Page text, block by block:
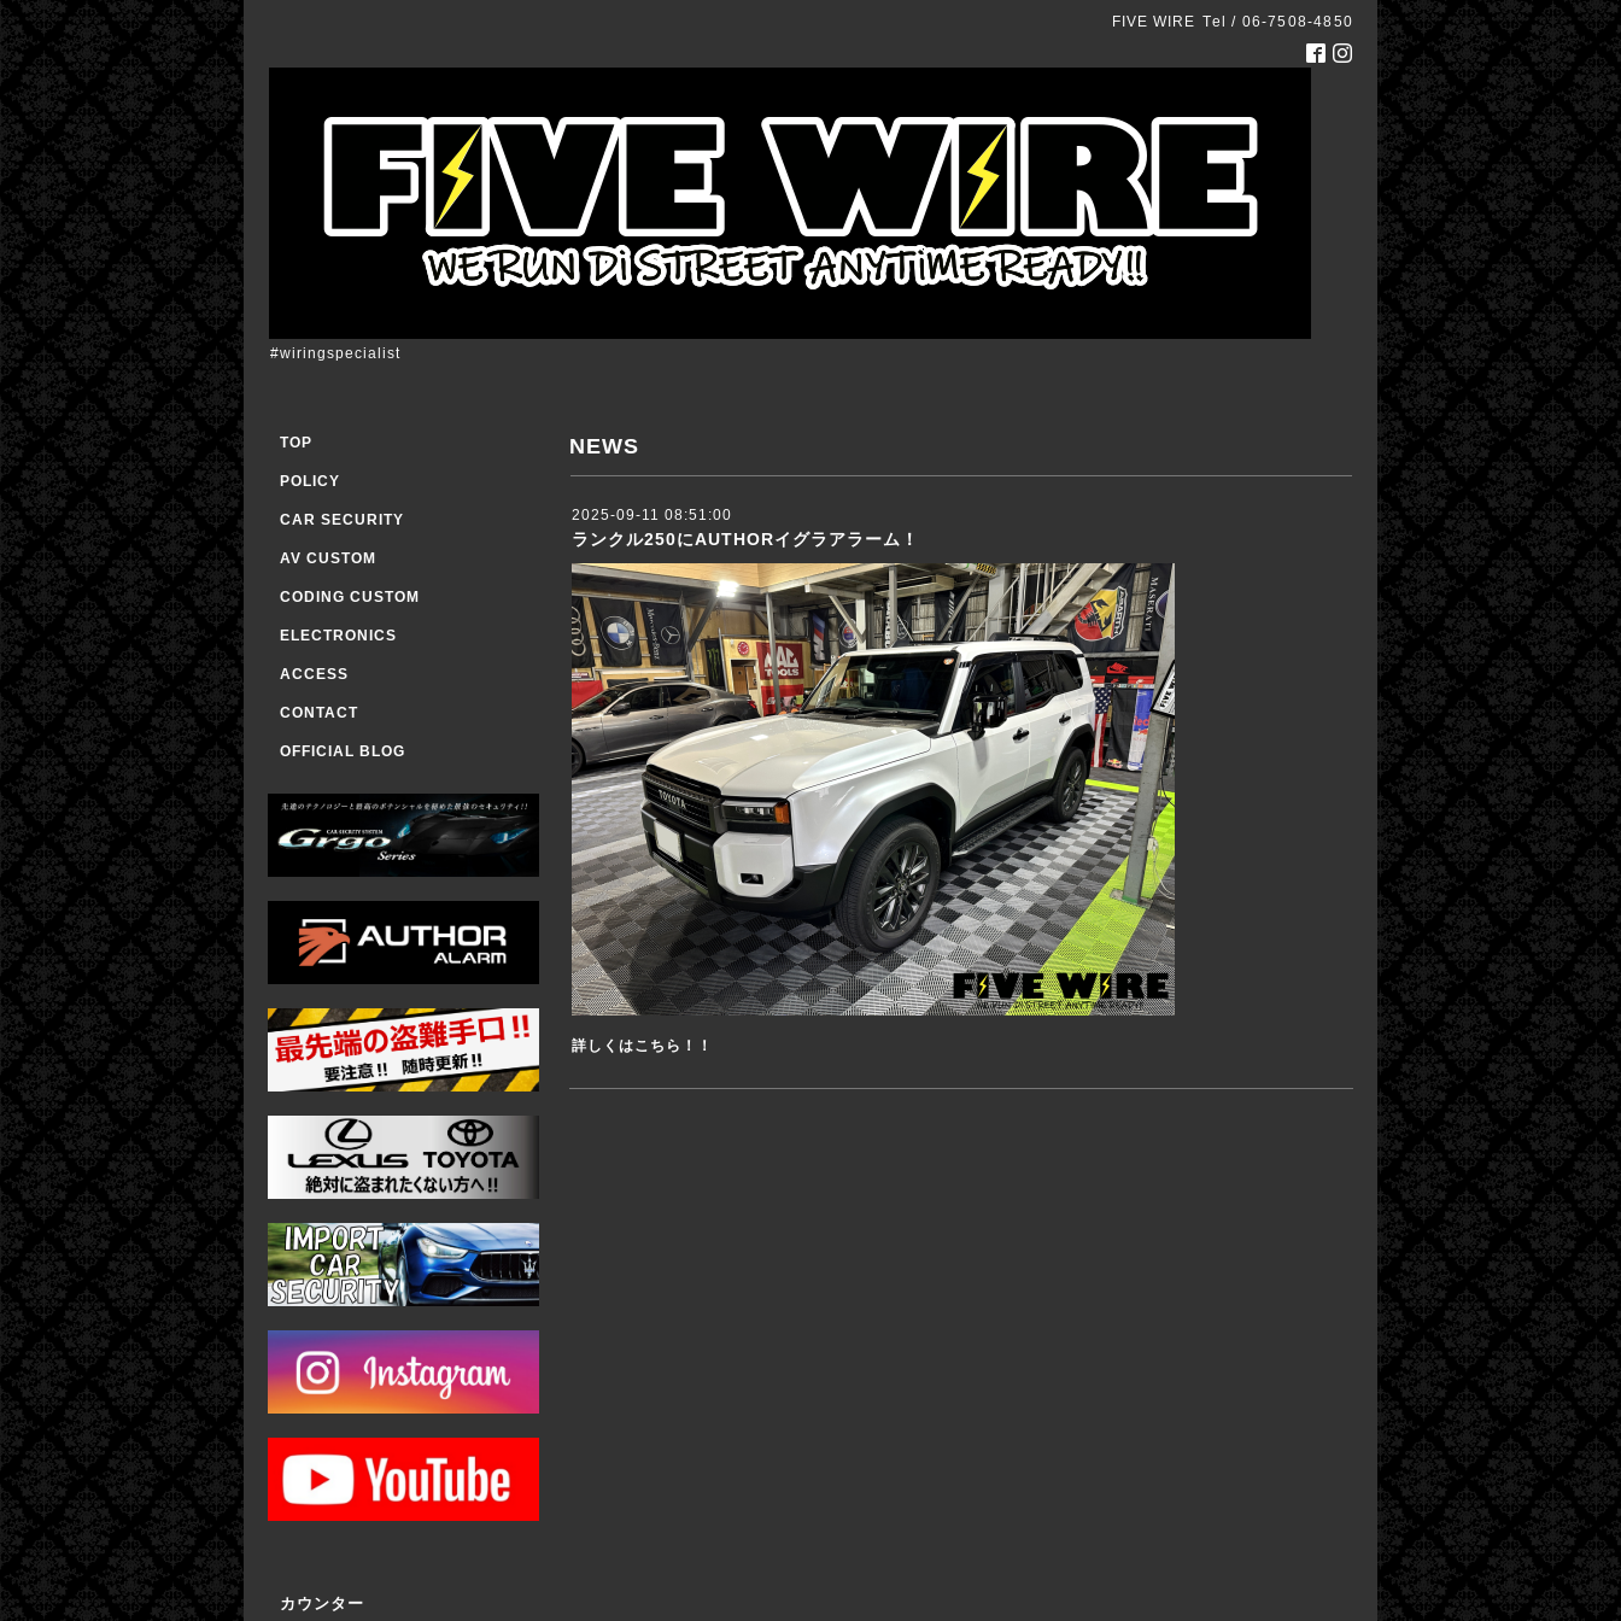
FIVE WIRE Tel / 06-7508-4850
#wiringspecialist
NEWS
2025-09-11 08:51:00
ランクル250にAUTHORイグラアラーム！
詳しくはこちら！！
TOP
POLICY
CAR SECURITY
AV CUSTOM
CODING CUSTOM
ELECTRONICS
ACCESS
CONTACT
OFFICIAL BLOG
カウンター